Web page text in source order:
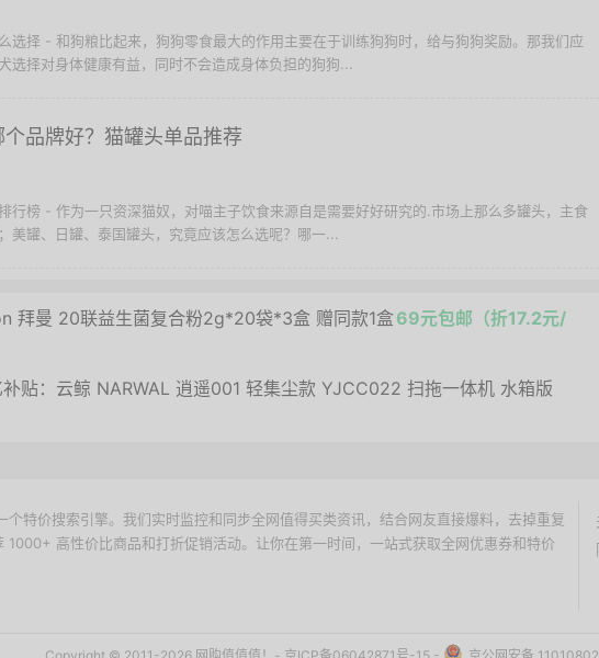
选择 - 和狗粮比起来，狗狗零食最大的作用主要在于训练狗狗时，给与狗狗奖励。那我们应
选择对身体健康有益，同时不会造成身体负担的狗狗...
个品牌好？猫罐头单品推荐
行榜 - 作为一只资深猫奴，对喵主子饮食来源自是需要好好研究的.市场上那么多罐头，主食
美罐、日罐、泰国罐头，究竟应该怎么选呢？哪一...
拜曼 20联益生菌复合粉2g*20袋*3盒 赠同款1盒69元包邮（折17.2元/
贴：云鲸 NARWAL 逍遥001 轻集尘款 YJCC022 扫拖一体机 水箱版
特价搜索引擎。我们实时监控和同步全网值得买类资讯，结合网友直接爆料，去掉重复
1000+ 高性价比商品和打折促销活动。让你在第一时间，一站式获取全网优惠券和特价